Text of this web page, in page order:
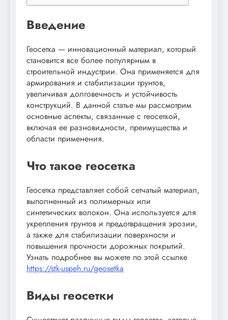
Введение
Геосетка — инновационный материал, который
становится все более популярным в
строительной индустрии. Она применяется для
армирования и стабилизации грунтов,
увеличивая долговечность и устойчивость
конструкций. В данной статье мы рассмотрим
основные аспекты, связанные с геосеткой,
включая ее разновидности, преимущества и
области применения.
Что такое геосетка
Геосетка представляет собой сетчатый материал,
выполненный из полимерных или
синтетических волокон. Она используется для
укрепления грунтов и предотвращения эрозии,
а также для стабилизации поверхности и
повышения прочности дорожных покрытий.
Узнать подробнее вы можете по этой ссылке
https://stk-uspeh.ru/geosetka
Виды геосетки